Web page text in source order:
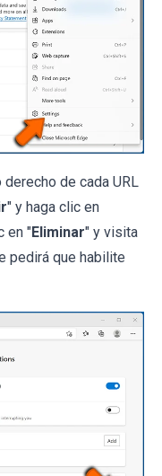
derecho de cada URL
" y haga clic en
en "Eliminar" y visita
pedirá que habilite